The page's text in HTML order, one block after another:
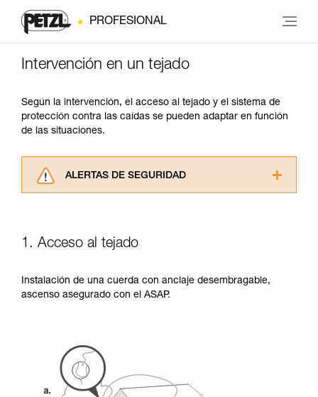
PROFESIONAL
Intervención en un tejado
Según la intervención, el acceso al tejado y el sistema de
protección contra las caídas se pueden adaptar en función
de las situaciones.
ALERTAS DE SEGURIDAD
información de la ficha técnica para poder
y un entrenamiento específico. Confirme a
través de un profesional su capacidad para
autónoma.
Damos ejemplos de técnicas relacionadas con
su actividad. Pueden existir otras que no
describimos aquí.
1. Acceso al tejado
Instalación de una cuerda con anclaje desembragable,
ascenso asegurado con el ASAP.